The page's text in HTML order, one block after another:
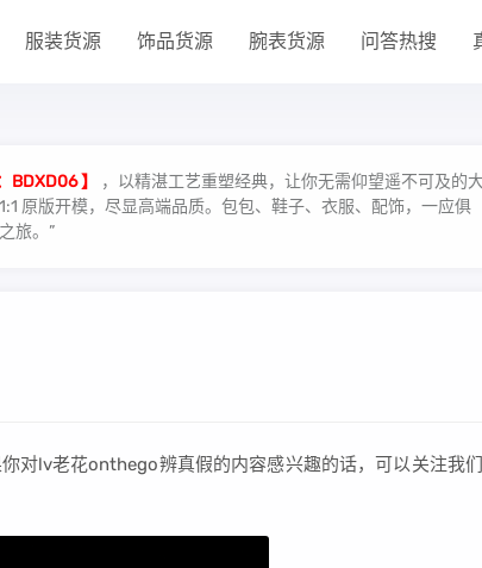
服装货源 饰品货源 腕表货源 问答热搜
BDXD06 】
，以精湛工艺重塑经典，让你无需仰望遥不可及的
原版开模，尽显高端品质。包包、鞋子、衣服、配饰，一应俱
旅。”
对lv老花onthego辨真假的内容感兴趣的话，可以关注我们